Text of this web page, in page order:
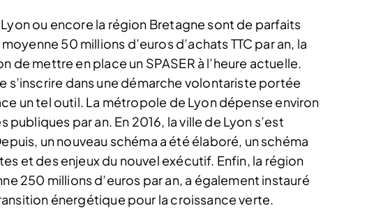
ou encore la région Bretagne sont de parfaits
50 millions d’euros d’achats TTC par an, la
de mettre en place un SPASER à l’heure actuelle.
s’inscrire dans une démarche volontariste portée
un tel outil. La métropole de Lyon dépense environ
par an. En 2016, la ville de Lyon s’est
un nouveau schéma a été élaboré, un schéma
et des enjeux du nouvel exécutif. Enfin, la région
250 millions d’euros par an, a également instauré
énergétique pour la croissance verte.